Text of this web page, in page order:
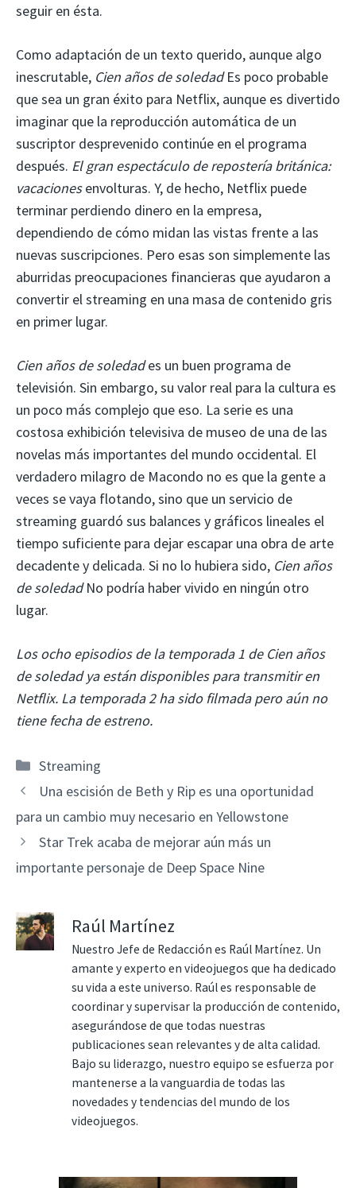
seguir en ésta.
Como adaptación de un texto querido, aunque algo
inescrutable, Cien años de soledadEs poco probable
que sea un gran éxito para Netflix, aunque es divertido
imaginar que la reproducción automática de un
suscriptor desprevenido continúe en el programa
después. El gran espectáculo de repostería británica:
vacacionesenvolturas. Y, de hecho, Netflix puede
terminar perdiendo dinero en la empresa,
dependiendo de cómo midan las vistas frente a las
nuevas suscripciones. Pero esas son simplemente las
aburridas preocupaciones financieras que ayudaron a
convertir el streaming en una masa de contenido gris
en primer lugar.
Cien años de soledades un buen programa de
televisión. Sin embargo, su valor real para la cultura es
un poco más complejo que eso. La serie es una
costosa exhibición televisiva de museo de una de las
novelas más importantes del mundo occidental. El
verdadero milagro de Macondo no es que la gente a
veces se vaya flotando, sino que un servicio de
streaming guardó sus balances y gráficos lineales el
tiempo suficiente para dejar escapar una obra de arte
decadente y delicada. Si no lo hubiera sido, Cien años
de soledadNo podría haber vivido en ningún otro
lugar.
Los ocho episodios de la temporada 1 de Cien años
de soledad ya están disponibles para transmitir en
Netflix. La temporada 2 ha sido filmada pero aún no
tiene fecha de estreno.
Categorías
Streaming
Una escisión de Beth y Rip es una oportunidad
para un cambio muy necesario en Yellowstone
Star Trek acaba de mejorar aún más un
importante personaje de Deep Space Nine
Raúl Martínez
Nuestro Jefe de Redacción es Raúl Martínez. Un
amante y experto en videojuegos que ha dedicado
su vida a este universo. Raúl es responsable de
coordinar y supervisar la producción de contenido,
asegurándose de que todas nuestras
publicaciones sean relevantes y de alta calidad.
Bajo su liderazgo, nuestro equipo se esfuerza por
mantenerse a la vanguardia de todas las
novedades y tendencias del mundo de los
videojuegos.